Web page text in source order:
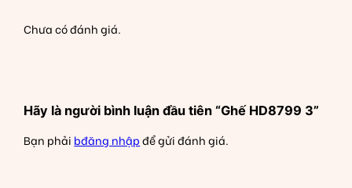
Chưa có đánh giá.
Hãy là người bình luận đầu tiên “Ghế HD8799 3”
Bạn phải bđăng nhậpđể gửi đánh giá.